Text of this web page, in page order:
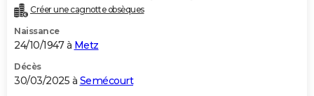
Dictionnaire
Biographies
Citations
Expressions
Proverbes
PROGRAMME TV
S'inscrire
Se connecter
Lycées
Collèges
Primaires
Universités
Entreprises
Service militaire
Avis de recherche
AVIS DE DÉCÈS
Créer une cagnotte obsèques
Naissance
24/10/1947 à Metz
Décès
30/03/2025 à Semécourt